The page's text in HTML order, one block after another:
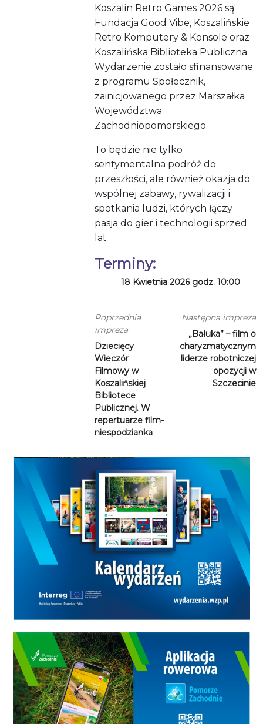
Koszalin Retro Games 2026 są
Fundacja Good Vibe, Koszalińskie
Retro Komputery & Konsole oraz
Koszalińska Biblioteka Publiczna.
Wydarzenie zostało sfinansowane
z programu Społecznik,
zainicjowanego przez Marszałka
Województwa
Zachodniopomorskiego.
To będzie nie tylko
sentymentalna podróż do
przeszłości, ale również okazja do
wspólnej zabawy, rywalizacji i
spotkania ludzi, których łączy
pasja do gier i technologii sprzed
lat
Terminy:
18 Kwietnia 2026 godz. 10:00
Poprzednia
impreza
Dziecięcy
Wieczór
Filmowy w
Koszalińskiej
Bibliotece
Publicznej. W
repertuarze film-
niespodzianka
Następna impreza
„Bałuka” – film o
charyzmatycznym
liderze robotniczej
opozycji w
Szczecinie